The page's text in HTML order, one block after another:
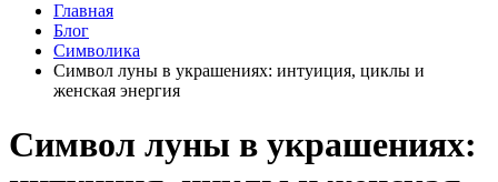
Главная
Блог
Символика
Символ луны в украшениях: интуиция, циклы и
женская энергия
Символ луны в украшениях: